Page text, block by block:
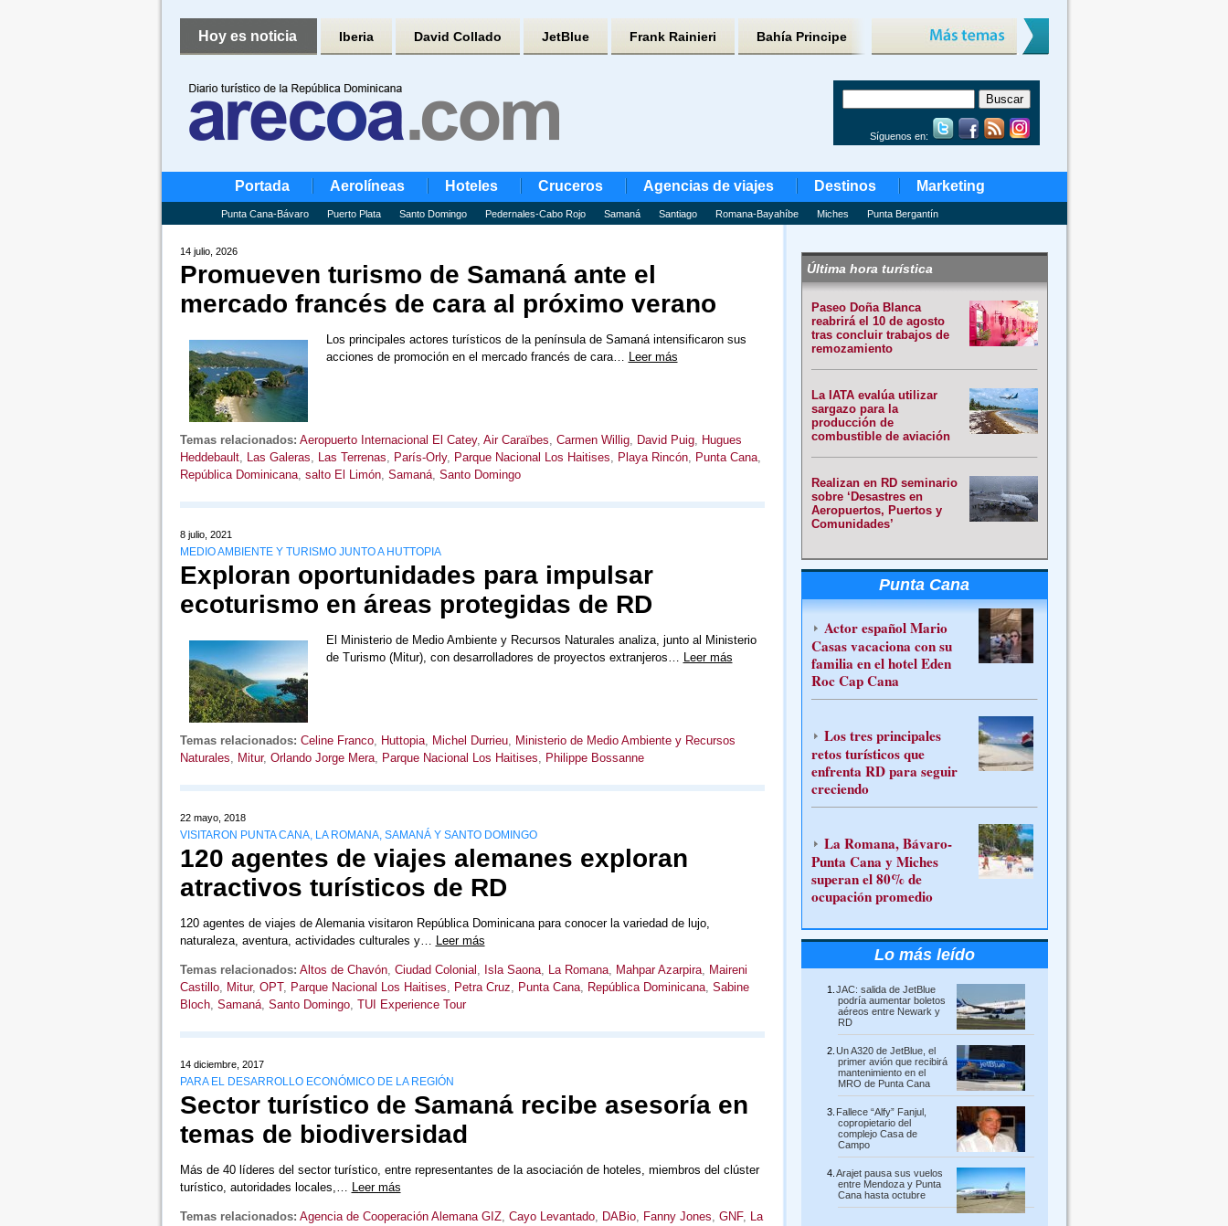
Hoy es noticia Iberia David Collado JetBlue Frank Rainieri Bahía Principe
Síguenos en:
Portada Aerolíneas Hoteles Cruceros Agencias de viajes Destinos Marketing
Punta Cana-Bávaro Puerto Plata Santo Domingo Pedernales-Cabo Rojo Samaná Santiago Romana-Bayahíbe Miches Punta Bergantín
14 julio, 2026
Promueven turismo de Samaná ante el
mercado francés de cara al próximo verano
Los principales actores turísticos de la península de Samaná intensificaron sus
acciones de promoción en el mercado francés de cara… Leer más
Temas relacionados: Aeropuerto Internacional El Catey, Air Caraïbes, Carmen Willig, David Puig, Hugues
Heddebault, Las Galeras, Las Terrenas, París-Orly, Parque Nacional Los Haitises, Playa Rincón, Punta Cana,
República Dominicana, salto El Limón, Samaná, Santo Domingo
8 julio, 2021
MEDIO AMBIENTE Y TURISMO JUNTO A HUTTOPIA
Exploran oportunidades para impulsar
ecoturismo en áreas protegidas de RD
El Ministerio de Medio Ambiente y Recursos Naturales analiza, junto al Ministerio
de Turismo (Mitur), con desarrolladores de proyectos extranjeros… Leer más
Temas relacionados: Celine Franco, Huttopia, Michel Durrieu, Ministerio de Medio Ambiente y Recursos
Naturales, Mitur, Orlando Jorge Mera, Parque Nacional Los Haitises, Philippe Bossanne
22 mayo, 2018
VISITARON PUNTA CANA, LA ROMANA, SAMANÁ Y SANTO DOMINGO
120 agentes de viajes alemanes exploran
atractivos turísticos de RD
120 agentes de viajes de Alemania visitaron República Dominicana para conocer la variedad de lujo,
naturaleza, aventura, actividades culturales y… Leer más
Temas relacionados: Altos de Chavón, Ciudad Colonial , Isla Saona, La Romana, Mahpar Azarpira, Maireni
Castillo, Mitur, OPT, Parque Nacional Los Haitises, Petra Cruz, Punta Cana, República Dominicana, Sabine
Bloch, Samaná, Santo Domingo, TUI Experience Tour
14 diciembre, 2017
PARA EL DESARROLLO ECONÓMICO DE LA REGIÓN
Sector turístico de Samaná recibe asesoría en
temas de biodiversidad
Más de 40 líderes del sector turístico, entre representantes de la asociación de hoteles, miembros del clúster
turístico, autoridades locales,… Leer más
Temas relacionados: Agencia de Cooperación Alemana GIZ, Cayo Levantado, DABio, Fanny Jones, GNF, La
Última hora turística
Paseo Doña Blanca
reabrirá el 10 de agosto
tras concluir trabajos de
remozamiento
La IATA evalúa utilizar
sargazo para la
producción de
combustible de aviación
Realizan en RD seminario
sobre ‘Desastres en
Aeropuertos, Puertos y
Comunidades’
Punta Cana
Actor español Mario
Casas vacaciona con su
familia en el hotel Eden
Roc Cap Cana
Los tres principales
retos turísticos que
enfrenta RD para seguir
creciendo
La Romana, Bávaro-
Punta Cana y Miches
superan el 80% de
ocupación promedio
Lo más leído
JAC: salida de JetBlue
podría aumentar boletos
aéreos entre Newark y
RD
Un A320 de JetBlue, el
primer avión que recibirá
mantenimiento en el
MRO de Punta Cana
Fallece “Alfy” Fanjul,
copropietario del
complejo Casa de
Campo
Arajet pausa sus vuelos
entre Mendoza y Punta
Cana hasta octubre